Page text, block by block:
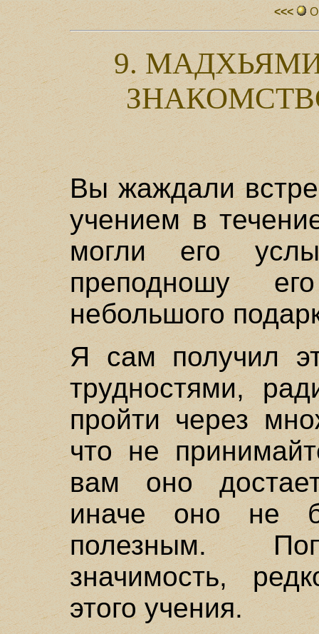
<<<
9.
Вы жаждали
учением в
могли его
преподношу
небольшого
Я сам получил
трудностями,
пройти через
что не
вам оно
иначе оно не
полезным.
значимость,
этого учения.